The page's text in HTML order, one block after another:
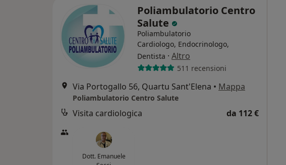
Poliambulatorio Centro
Salute
Poliambulatorio
Cardiologo, Endocrinologo,
Dentista · Altro
511 recensioni
Via Portogallo 56, Quartu Sant'Elena • Mappa
Poliambulatorio Centro Salute
Visita cardiologica da 112 €
Dott. Emanuele